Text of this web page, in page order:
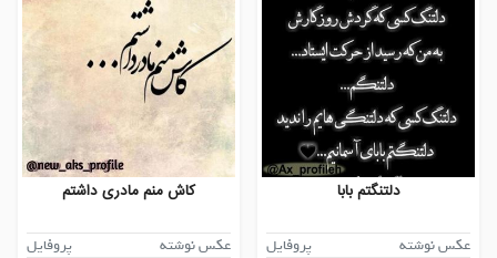
دلتنگتم بابا
عکس نوشته
پروفایل
کاش منم مادری داشتم
عکس نوشته
پروفایل